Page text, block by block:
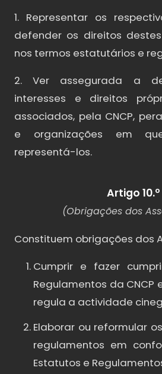
1. Representar os
defender os direitos
nos termos estatutários e
2. Ver assegurada a
interesses e direitos
associados, pela CNCP,
e organizações em
representá-los.
Artigo 10.º
(Obrigações dos
Constituem obrigações dos
Cumprir e fazer
Regulamentos da CNCP
regula a actividade
Elaborar ou reformular
regulamentos em
Estatutos e